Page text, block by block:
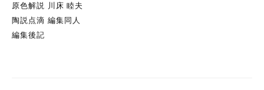
原色解説 川床 睦夫
陶説点滴 編集同人
編集後記